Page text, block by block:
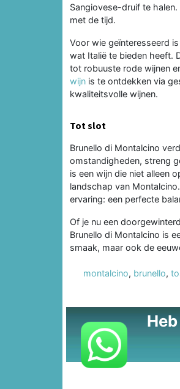
Sangiovese-druif te
met de tijd.
Voor wie geïnteresseerd
wat Italië te bieden heeft.
tot robuuste rode wijnen
wijn is te ontdekken via
kwaliteitsvolle wijnen.
Tot slot
Brunello di Montalcino
omstandigheden, streng
is een wijn die niet alleen
landschap van
ervaring: een perfecte
Of je nu een
Brunello di Montalcino is
smaak, maar ook de
montalcino, brunello,